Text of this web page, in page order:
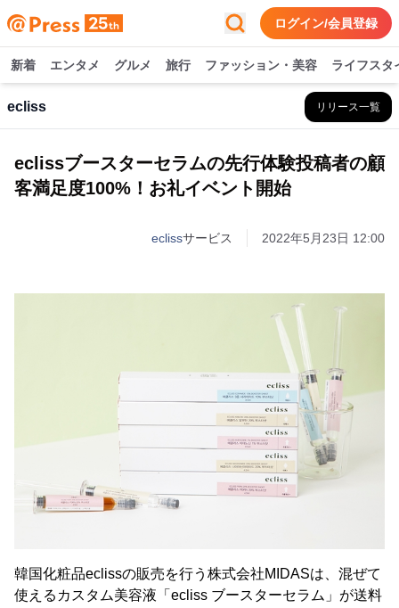
ログイン/会員登録
新着 エンタメ グルメ 旅行 ファッション・美容 ライフスタ
ecliss リリース一覧
eclissブースターセラムの先行体験投稿者の顧
客満足度100%！お礼イベント開始
eclissサービス 2022年5月23日 12:00
韓国化粧品eclissの販売を行う株式会社MIDASは、混ぜて
使えるカスタム美容液「ecliss ブースターセラム」が送料